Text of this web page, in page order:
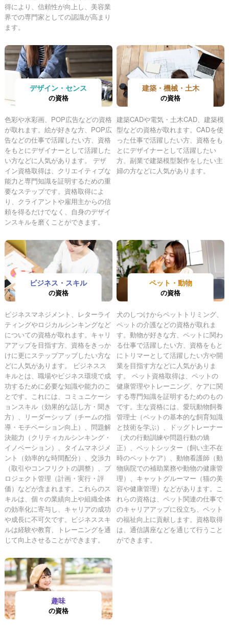
得により、信頼性が向上し、美容業
界での専門家としての認識が高まり
ます。
デザイン・センス
の資格
色彩や水彩画、POP広告などの資格
が取れます。絵が好きな方、POP広
告などの仕事で活躍したい方、資格
をもとにデザイナーとして活躍した
い方などに人気があります。 デザ
イン資格取得は、クリエイティブな
能力と専門知識を証明するための重
要なステップです。資格取得によ
り、クライアントや雇用主からの信
頼を得るだけでなく、自身のデザイ
ンスキルを磨くことができます。
建築・機械・土木
の資格
建築CADや電気・土木CAD、建築模
型などの資格が取れます。CADを使
った仕事で活躍したい方、資格をも
とにデザイナーとして活躍したい
方、副業で建築模型製作をしたい主
婦の方などに人気があります。
ビジネス・スキル
の資格
ビジネスマネジメント、レターライ
ティングやロジカルシンキングなど
についての資格が取れます。キャリ
アアップを目指す方、資格をきっか
けに更にステップアップしたい方な
どに人気があります。 ビジネスス
キルとは、職場やビジネス環境で成
功するために必要な知識や能力のこ
とです。これには、コミュニケーシ
ョンスキル（効果的な話し方・聞き
方）、リーダーシップ（チームの指
導・モチベーション向上）、問題解
決能力（クリティカルシンキング・
イノベーション）、タイムマネジメ
ント（効率的な時間配分）、交渉力
（取引やコンフリクトの調整）、プ
ロジェクト管理（計画・実行・評
価）などが含まれます。これらのス
キルは、個々の業績向上や組織全体
の効率化に寄与し、キャリアの成功
や成長に不可欠です。ビジネススキ
ルは経験や教育、トレーニングを通
じて向上させることができます。
ペット・動物
の資格
犬のしつけからペットトリミング、
ペットの介護などの資格が取れま
す。動物が好きな方、ペットに関わ
る仕事で活躍したい方、資格をもと
にトリマーとして活躍したい方や開
業を目指す方などに人気がありま
す。 ペット資格取得は、ペットの
健康管理やトレーニング、ケアに関
する専門知識を証明するためのもの
です。主な資格には、愛玩動物飼養
管理士（ペットの基本的な飼育知識
と技術を学ぶ）、ドッグトレーナー
（犬の行動訓練や問題行動の矯
正）、ペットシッター（飼い主不在
時のペットケア）、動物看護師（動
物病院での補助業務や動物の健康管
理）、キャットグルーマー（猫の美
容や健康管理）などがあります。こ
れらの資格は、ペット関連の仕事で
のキャリアアップに役立ち、ペット
の福祉向上に貢献します。資格取得
は、通信講座などを通じて行うこと
ができます。
趣味
の資格